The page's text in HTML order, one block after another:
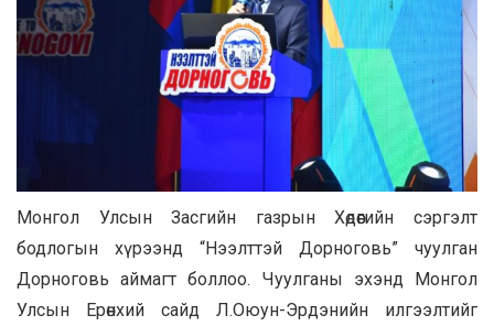
Монгол Улсын Засгийн газрын Хөдөөгийн сэргэлт
бодлогын хүрээнд “Нээлттэй Дорноговь” чуулган
Дорноговь аймагт боллоо. Чуулганы эхэнд Монгол
Улсын Ерөнхий сайд Л.Оюун-Эрдэнийн илгээлтийг